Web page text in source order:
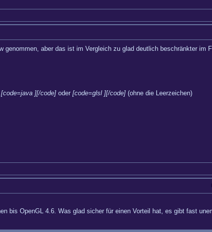
aber das ist im Vergleich zu glad deutlich beschränkter im
[code=java ][/code] oder [code=glsl ][/code] (ohne die Leerzeichen)
bis OpenGL 4.6. Was glad sicher für einen Vorteil hat, es gibt fast